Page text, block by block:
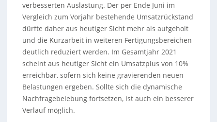
verbesserten Auslastung. Der per Ende Juni im
Vergleich zum Vorjahr bestehende Umsatzrückstand
dürfte daher aus heutiger Sicht mehr als aufgeholt
und die Kurzarbeit in weiteren Fertigungsbereichen
deutlich reduziert werden. Im Gesamtjahr 2021
scheint aus heutiger Sicht ein Umsatzplus von 10%
erreichbar, sofern sich keine gravierenden neuen
Belastungen ergeben. Sollte sich die dynamische
Nachfragebelebung fortsetzen, ist auch ein besserer
Verlauf möglich.